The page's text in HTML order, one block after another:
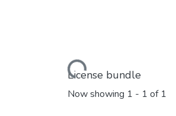
Loading...
License bundle
Now showing 1 - 1 of 1